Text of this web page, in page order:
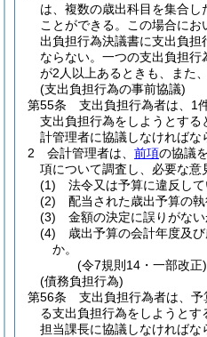
は、複数の歳出科目を集合
ことができる。
この場合にお
出負担行為決議書に支出負
ならない。 一つの支出負担行
が2人以上あるときも、また
(支出負担行為の事前協議)
第55条
支出負担行為者は、1
支出負担行為をしようとす
計管理者に協議しなければな
2
会計管理者は、 前項の協議
項について調査し、必要な意
(1)
法令又は予算に違反して
(2)
配当された歳出予算の
(3)
金額の決定に誤りがない
(4)
歳出予算の会計年度及
か。
(令7規則14・一部改正)
(債務負担行為)
第56条
支出負担行為者は、
る支出負担行為をしようと
担当課長に協議しなければな